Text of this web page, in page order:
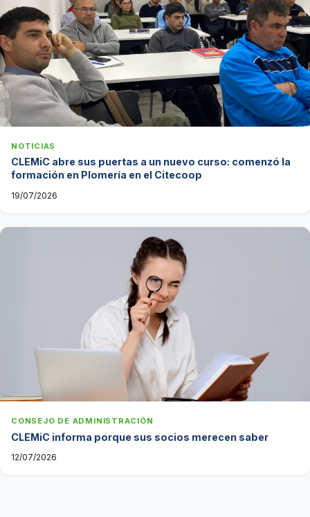
NOTICIAS
CLEMiC abre sus puertas a un nuevo curso: comenzó la
formación en Plomería en el Citecoop
19/07/2026
CONSEJO DE ADMINISTRACIÓN
CLEMiC informa porque sus socios merecen saber
12/07/2026